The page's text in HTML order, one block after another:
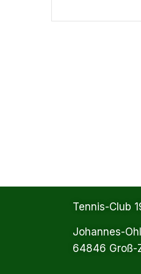
Tennis-Club
Johannes-
64846 Groß-